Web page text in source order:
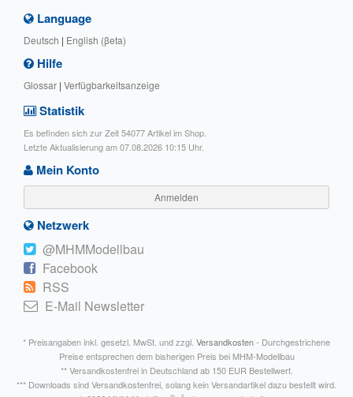
Language
Deutsch | English (βeta)
Hilfe
Glossar | Verfügbarkeitsanzeige
Statistik
Es befinden sich zur Zeit 54077 Artikel im Shop.
Letzte Aktualisierung am 07.08.2026 10:15 Uhr.
Mein Konto
Anmelden
Netzwerk
@MHMModellbau
Facebook
RSS
E-Mail Newsletter
* Preisangaben inkl. gesetzl. MwSt. und zzgl. Versandkosten- Durchgestrichene
Preise entsprechen dem bisherigen Preis bei MHM-Modellbau
** Versandkostenfrei in Deutschland ab 150 EUR Bestellwert.
*** Downloads sind Versandkostenfrei, solang kein Versandartikel dazu bestellt wird.